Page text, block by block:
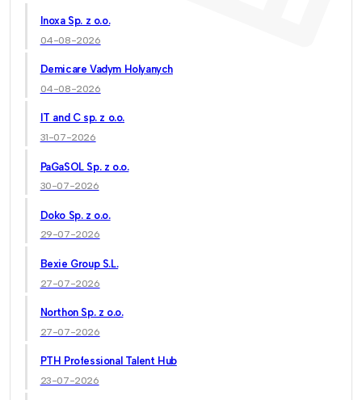
Inoxa Sp. z o.o.
04-08-2026
Demicare Vadym Holyanych
04-08-2026
IT and C sp. z o.o.
31-07-2026
PaGaSOL Sp. z o.o.
30-07-2026
Doko Sp. z o.o.
29-07-2026
Bexie Group S.L.
27-07-2026
Northon Sp. z o.o.
27-07-2026
PTH Professional Talent Hub
23-07-2026